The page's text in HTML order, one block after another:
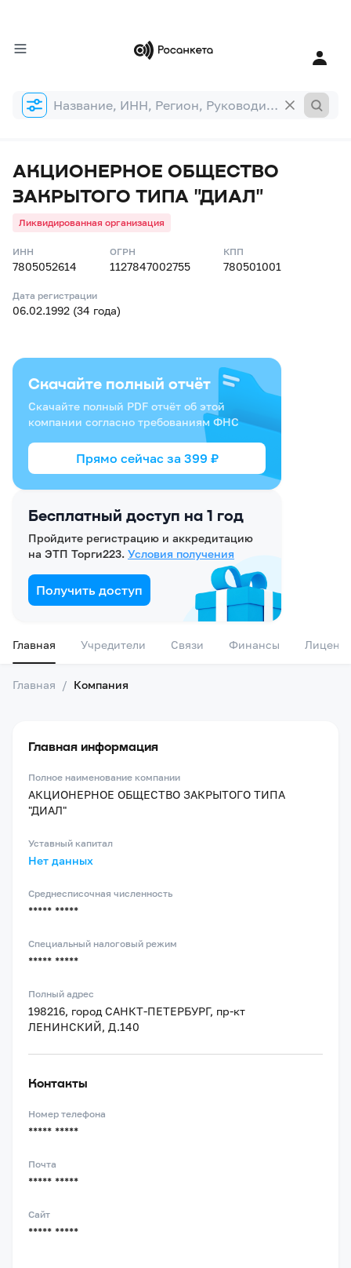
Форма
поиска
АКЦИОНЕРНОЕ ОБЩЕСТВО
ЗАКРЫТОГО ТИПА "ДИАЛ"
Ликвидированная организация
ИНН
7805052614
ОГРН
1127847002755
КПП
780501001
Дата регистрации
06.02.1992 (34 года)
Бесплатный доступ на 1 год
Пройдите регистрацию и аккредитацию
на ЭТП Торги223. Условия получения
Получить доступ
Скачайте полный отчёт
Скачайте полный PDF отчёт об этой
компании согласно требованиям ФНС
Прямо сейчас за 399 ₽
Главная Учредители Связи Финансы
Главная / Компания
Главная информация
Полное наименование компании
АКЦИОНЕРНОЕ ОБЩЕСТВО ЗАКРЫТОГО ТИПА
"ДИАЛ"
Уставный капитал
Нет данных
Среднесписочная численность
***** *****
Специальный налоговый режим
***** *****
Полный адрес
198216, город САНКТ-ПЕТЕРБУРГ, пр-кт
ЛЕНИНСКИЙ, Д.140
Контакты
Номер телефона
***** *****
Почта
***** *****
Сайт
***** *****